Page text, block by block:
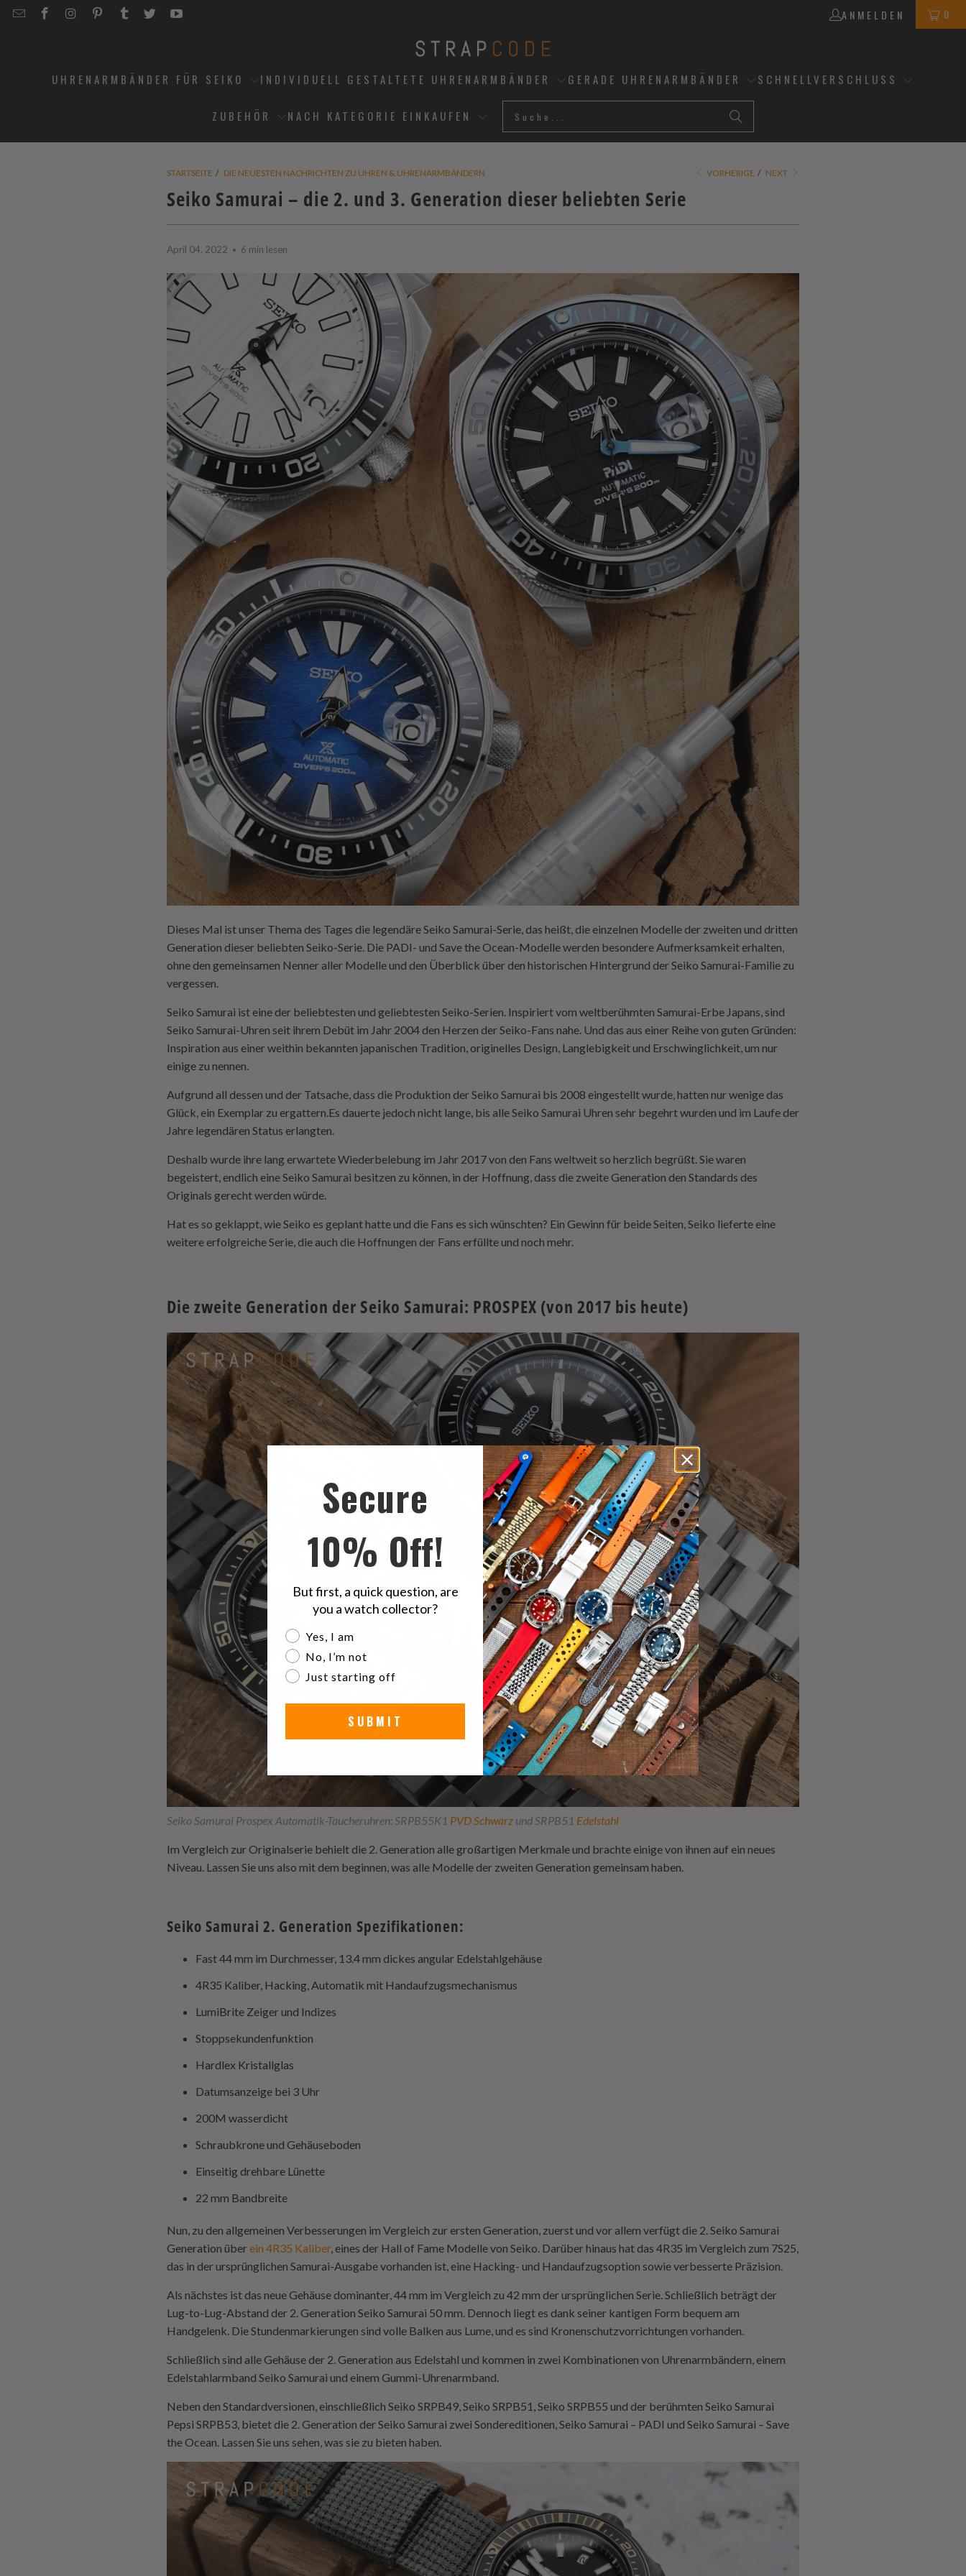
EMAILSTRAPCODE
STRAPCODE
INSTAGRAM
STRAPCODE
PINTEREST
STRAPCODE
STRAPCODE
TWITTER
STRAPCODE
YOUTUBE
ANMELDEN 0
UHRENARMBÄNDER FÜR SEIKO INDIVIDUELL GESTALTETE UHRENARMBÄNDER GERADE UHRENARMBÄNDER SCHNELLVERSCHLUSS
ZUBEHÖR NACH KATEGORIE EINKAUFEN
STARTSEITE / DIE NEUESTEN NACHRICHTEN ZU UHREN & UHRENARMBÄNDERN VORHERIGE / NEXT
Seiko Samurai – die 2. und 3. Generation dieser beliebten Serie
April 04, 2022 6 min lesen
Dieses Mal ist unser Thema des Tages die legendäre Seiko Samurai-Serie, das heißt, die einzelnen Modelle der zweiten und dritten
Generation dieser beliebten Seiko-Serie. Die PADI- und Save the Ocean-Modelle werden besondere Aufmerksamkeit erhalten,
ohne den gemeinsamen Nenner aller Modelle und den Überblick über den historischen Hintergrund der Seiko Samurai-Familie zu
vergessen.
Seiko Samurai ist eine der beliebtesten und geliebtesten Seiko-Serien. Inspiriert vom weltberühmten Samurai-Erbe Japans, sind
Seiko Samurai-Uhren seit ihrem Debüt im Jahr 2004 den Herzen der Seiko-Fans nahe. Und das aus einer Reihe von guten Gründen:
Inspiration aus einer weithin bekannten japanischen Tradition, originelles Design, Langlebigkeit und Erschwinglichkeit, um nur
einige zu nennen.
Aufgrund all dessen und der Tatsache, dass die Produktion der Seiko Samurai bis 2008 eingestellt wurde, hatten nur wenige das
Glück, ein Exemplar zu ergattern.Es dauerte jedoch nicht lange, bis alle Seiko Samurai Uhren sehr begehrt wurden und im Laufe der
Jahre legendären Status erlangten.
Deshalb wurde ihre lang erwartete Wiederbelebung im Jahr 2017 von den Fans weltweit so herzlich begrüßt. Sie waren
begeistert, endlich eine Seiko Samurai besitzen zu können, in der Hoffnung, dass die zweite Generation den Standards des
Originals gerecht werden würde.
Hat es so geklappt, wie Seiko es geplant hatte und die Fans es sich wünschten? Ein Gewinn für beide Seiten, Seiko lieferte eine
weitere erfolgreiche Serie, die auch die Hoffnungen der Fans erfüllte und noch mehr.
Die zweite Generation der Seiko Samurai: PROSPEX (von 2017 bis heute)
Seiko Samurai Prospex Automatik-Taucheruhren: SRPB55K1 PVD Schwarz und SRPB51 Edelstahl
Im Vergleich zur Originalserie behielt die 2. Generation alle großartigen Merkmale und brachte einige von ihnen auf ein neues
Niveau. Lassen Sie uns also mit dem beginnen, was alle Modelle der zweiten Generation gemeinsam haben.
Seiko Samurai 2. Generation Spezifikationen:
Fast 44 mm im Durchmesser, 13.4 mm dickes angular Edelstahlgehäuse
4R35 Kaliber, Hacking, Automatik mit Handaufzugsmechanismus
LumiBrite Zeiger und Indizes
Stoppsekundenfunktion
Hardlex Kristallglas
Datumsanzeige bei 3 Uhr
200M wasserdicht
Schraubkrone und Gehäuseboden
Einseitig drehbare Lünette
22 mm Bandbreite
Nun, zu den allgemeinen Verbesserungen im Vergleich zur ersten Generation, zuerst und vor allem verfügt die 2. Seiko Samurai
Generation überein 4R35 Kaliber, eines der Hall of Fame Modelle von Seiko. Darüber hinaus hat das 4R35 im Vergleich zum 7S25,
das in der ursprünglichen Samurai-Ausgabe vorhanden ist, eine Hacking- und Handaufzugsoption sowie verbesserte Präzision.
Als nächstes ist das neue Gehäuse dominanter, 44 mm im Vergleich zu 42 mm der ursprünglichen Serie. Schließlich beträgt der
Lug-to-Lug-Abstand der 2. Generation Seiko Samurai 50 mm. Dennoch liegt es dank seiner kantigen Form bequem am
Handgelenk. Die Stundenmarkierungen sind volle Balken aus Lume, und es sind Kronenschutzvorrichtungen vorhanden.
Schließlich sind alle Gehäuse der 2. Generation aus Edelstahl und kommen in zwei Kombinationen von Uhrenarmbändern, einem
Edelstahlarmband Seiko Samurai und einem Gummi-Uhrenarmband.
Neben den Standardversionen, einschließlich Seiko SRPB49, Seiko SRPB51, Seiko SRPB55 und der berühmten Seiko Samurai
Pepsi SRPB53, bietet die 2. Generation der Seiko Samurai zwei Sondereditionen, Seiko Samurai – PADI und Seiko Samurai – Save
the Ocean. Lassen Sie uns sehen, was sie zu bieten haben.
Secure
10% Off!
But first, a quick question, are
you a watch collector?
Are you a watch collector?
Yes, I am
No, I’m not
Just starting off
SUBMIT